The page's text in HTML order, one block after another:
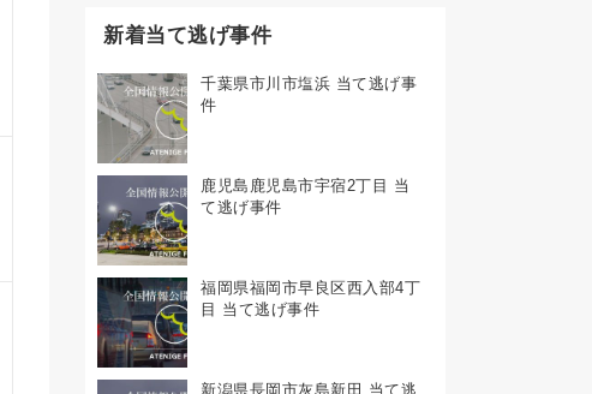
新着当て逃げ事件
千葉県市川市塩浜 当て逃げ事
件
鹿児島鹿児島市宇宿2丁目 当
て逃げ事件
福岡県福岡市早良区西入部4丁
目 当て逃げ事件
新潟県長岡市灰島新田 当て逃